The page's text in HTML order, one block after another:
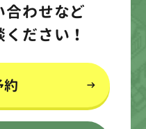
合わせなど
ださい！
約